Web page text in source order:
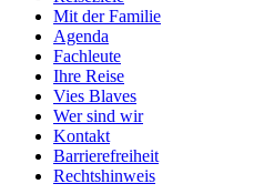
Mit der Familie
Agenda
Fachleute
Ihre Reise
Vies Blaves
Wer sind wir
Kontakt
Barrierefreiheit
Rechtshinweis